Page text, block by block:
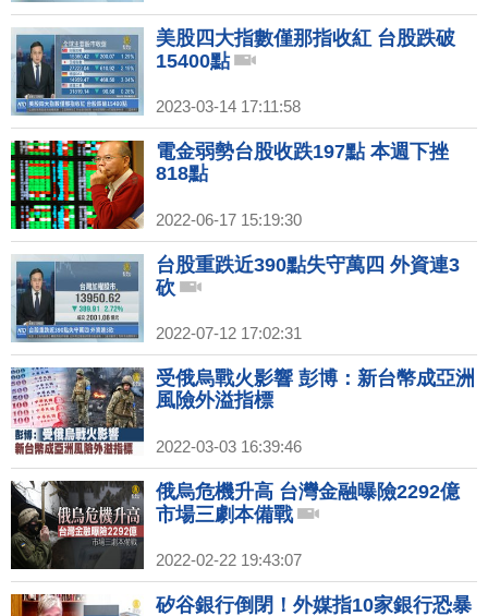
美股四大指數僅那指收紅 台股跌破
15400點
2023-03-14 17:11:58
電金弱勢台股收跌197點 本週下挫
818點
2022-06-17 15:19:30
台股重跌近390點失守萬四 外資連3
砍
2022-07-12 17:02:31
受俄烏戰火影響 彭博：新台幣成亞洲
風險外溢指標
2022-03-03 16:39:46
俄烏危機升高 台灣金融曝險2292億
市場三劇本備戰
2022-02-22 19:43:07
矽谷銀行倒閉！外媒指10家銀行恐暴